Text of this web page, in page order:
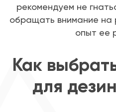
рекомендуем не
обращать внимание на
опыт ее
Как
для